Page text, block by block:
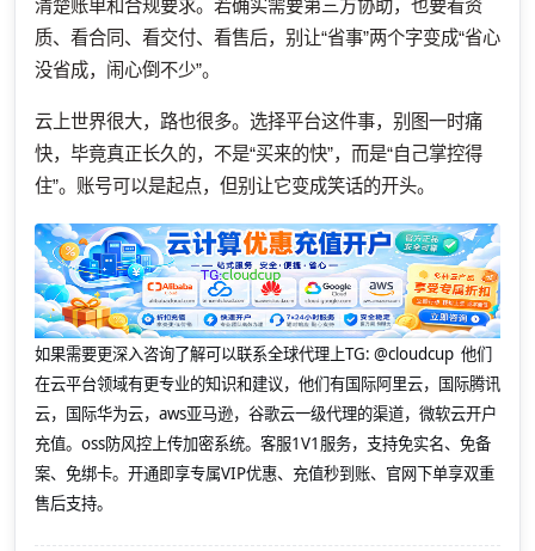
清楚账单和合规要求。若确实需要第三方协助，也要看资
质、看合同、看交付、看售后，别让“省事”两个字变成“省心
没省成，闹心倒不少”。
云上世界很大，路也很多。选择平台这件事，别图一时痛
快，毕竟真正长久的，不是“买来的快”，而是“自己掌控得
住”。账号可以是起点，但别让它变成笑话的开头。
如果需要更深入咨询了解可以联系全球代理上TG: @cloudcup 他们
在云平台领域有更专业的知识和建议，他们有国际阿里云，国际腾讯
云，国际华为云，aws亚马逊，谷歌云一级代理的渠道，微软云开户
充值。oss防风控上传加密系统。客服1V1服务，支持免实名、免备
案、免绑卡。开通即享专属VIP优惠、充值秒到账、官网下单享双重
售后支持。